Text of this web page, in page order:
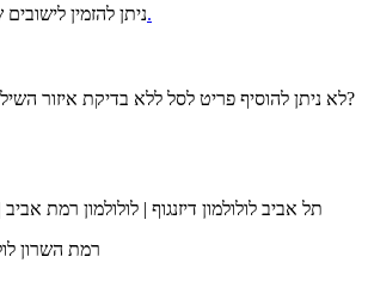
ניתן להזמיןחנויות המותג.
לא ניתן להוסיף פריט לסל ללא בדיקת איזור השילוח. האם ברצונך לסגור?
תל אביב לולולמון דיזנגוף | לולולמון רמת
רמת השרון